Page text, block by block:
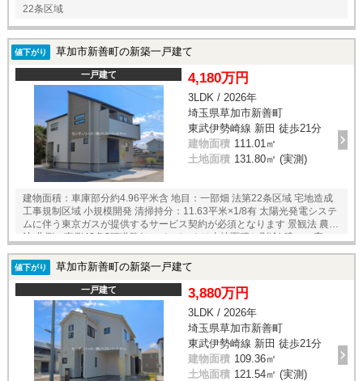
22条区域
値下がり 草加市新善町の新築一戸建て
一戸建て 4,180万円
3LDK / 2026年
埼玉県草加市新善町
東武伊勢崎線 新田 徒歩21分
建物面積 111.01㎡
土地面積 131.80㎡ (実測)
建物面積：車庫部分約4.96平米含 地目：一部畑 法第22条区域 宅地造成
工事規制区域 小規模開発 清掃持分：11.63平米×1/8有 太陽光発電システ
ムに伴う東京ガスが提供するサービス契約が必須となります 景観法 農地
法 北側、東側42条2項道路(セットバックは土地面積と別途) 建ぺい率：
値下がり 草加市新善町の新築一戸建て
一戸建て 3,880万円
3LDK / 2026年
埼玉県草加市新善町
東武伊勢崎線 新田 徒歩21分
建物面積 109.36㎡
土地面積 121.54㎡ (実測)